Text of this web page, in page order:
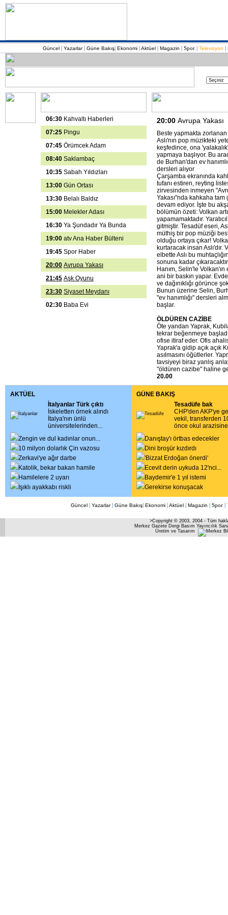
Güncel | Yazarlar | Güne Bakış| Ekonomi | Aktüel | Magazin | Spor | Televizyon |
06:30 Kahvaltı Haberleri
07:25 Pingu
07:45 Örümcek Adam
08:40 Saklambaç
10:35 Sabah Yıldızları
13:00 Gün Ortası
13:30 Belalı Baldız
15:00 Melekler Adası
16:30 Ya Şundadır Ya Bunda
19:00 atv Ana Haber Bülteni
19:45 Spor Haber
20:00 Avrupa Yakası
21:45 Aşk Oyunu
23:30 Siyaset Meydanı
02:30 Baba Evi
20:00 Avrupa Yakası
Beste yapmakta
Aslı'nın pop müzikteki
keşfedince, ona 'yalakalık'
yapmaya başlıyor. Bu
de Burhan'dan ev
dersleri alıyor
Çarşamba ekranında
tufanı estiren, reyting
zirvesinden inmeyen
Yakası"nda kahkaha tam
devam ediyor. İşte bu
bölümün özeti: Volkan
yapamamaktadır.
gitmiştir. Tesadüf eseri,
müthiş bir pop müziği
olduğu ortaya çıkar!
kurtaracak insan Aslı'dır.
elbette Aslı bu
sonuna kadar
Hanım, Selin'le Volkan'ın
ani bir baskın yapar.
ve dağınıklığı görünce
Bunun üzerine Selin,
"ev hanımlığı" dersleri
başlar.
ÖLDÜREN CAZİBE
Öte yandan Yaprak,
tekrar beğenmeye
ofise itiraf eder. Ofis
Yaprak'a gidip açık açık
asılmasını öğütlerler.
tavsiyeyi biraz yanlış
"öldüren cazibe" haline
20.00
AKTÜEL
İtalyanlar Türk çıktı
İskeletten örnek alındı
İtalya'nın ünlü
üniversitelerinden...
Zengin ve dul kadınlar onun...
10 milyon dolarlık Çin vazosu
Zerkavi'ye ağır darbe
Katolik, bekar bakan hamile
Hamilelere 2 uyarı
Işıklı ayakkabı riskli
GÜNE BAKIŞ
Tesadüfe bak
CHP'den AKP'ye
vekil, transferden
önce okul arazisine
Danıştay'ı örtbas edecekler
Dini broşür kızdırdı
'Bizzat Erdoğan önerdi'
Ecevit derin uykuda 12'nci...
Baydemir'e 1 yıl istemi
Gerekirse konuşacak
Güncel | Yazarlar | Güne Bakış| Ekonomi | Aktüel | Magazin | Spor |
>Copyright © 2003, 2004 - Tüm
Merkez Gazete Dergi Basım Yayıncılık
Üretim ve Tasarım